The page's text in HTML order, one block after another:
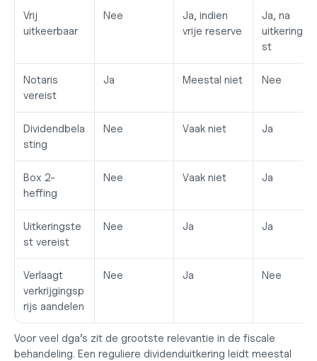
Vrij
uitkeerbaar
Nee
Ja, indien
vrije reserve
Ja, na
st
Notaris
vereist
Ja Meestal niet Nee
Dividendbela
sting
Nee Vaak niet Ja
Box 2-
heffing
Nee Vaak niet Ja
Uitkeringste
st vereist
Nee Ja Ja
Verlaagt
verkrijgingsp
rijs aandelen
Nee Ja Nee
Voor veel dga’s zit de grootste relevantie in de fiscale
behandeling. Een reguliere dividenduitkering leidt meestal